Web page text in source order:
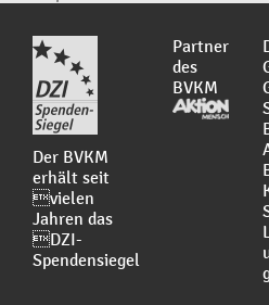
Der BVKM
erhält seit
vielen
Jahren das
DZI-
Spendensiegel
Partner
des
BVKM